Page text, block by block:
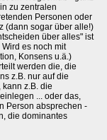
zu zentralen
Personen oder
(dann sogar über alle!)
über alles" ist
es noch mit
Konsens u.ä.)
werden die, die
z.B. nur auf die
z.B. die
... oder das,
Person absprechen -
die dominantes